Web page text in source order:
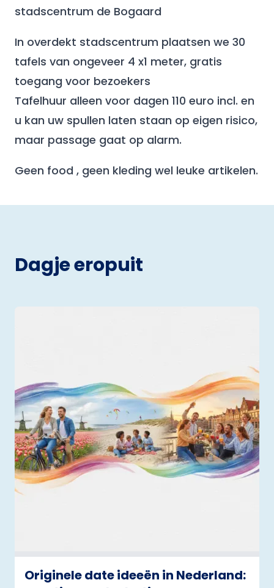
stadscentrum de Bogaard
In overdekt stadscentrum plaatsen we 30
tafels van ongeveer 4 x1 meter, gratis
toegang voor bezoekers
Tafelhuur alleen voor dagen 110 euro incl. en
u kan uw spullen laten staan op eigen risico,
maar passage gaat op alarm.
Geen food , geen kleding wel leuke artikelen.
Dagje eropuit
Originele date ideeën in Nederland: